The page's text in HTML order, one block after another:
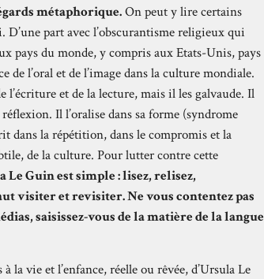
métaphorique.On peut y lire certains
D’une part avec l’obscurantisme religieux qui
pays du monde, y compris aux Etats-Unis, pays
de l’oral et de l’image dans la culture mondiale.
l’écriture et de la lecture, mais il les galvaude. Il
Il l’oralise dans sa forme (syndrome
dans la répétition, dans le compromis et la
de la culture. Pour lutter contre cette
Le Guin est simple : lisez, relisez,
visiter et revisiter. Ne vous contentez pas
saisissez-vous de la matière de la langue
vie et l’enfance, réelle ou rêvée, d’Ursula Le